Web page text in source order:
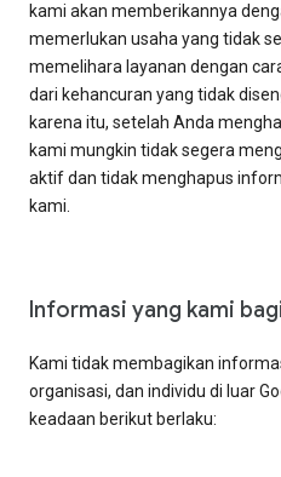
kami akan memberikannya
memerlukan usaha yang tidak
memelihara layanan dengan
dari kehancuran yang tidak
karena itu, setelah Anda
kami mungkin tidak segera
aktif dan tidak menghapus
kami.
Informasi yang kami
Kami tidak membagikan
organisasi, dan individu di luar
keadaan berikut berlaku: